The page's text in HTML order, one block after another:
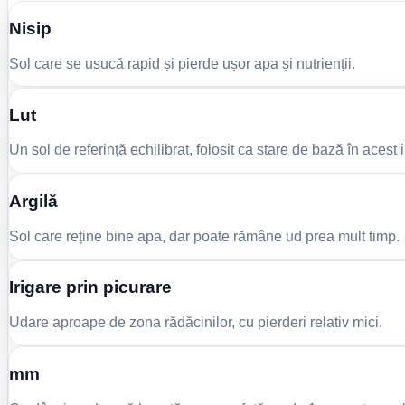
Nisip
Sol care se usucă rapid și pierde ușor apa și nutrienții.
Lut
Un sol de referință echilibrat, folosit ca stare de bază în acest
Argilă
Sol care reține bine apa, dar poate rămâne ud prea mult timp.
Irigare prin picurare
Udare aproape de zona rădăcinilor, cu pierderi relativ mici.
mm